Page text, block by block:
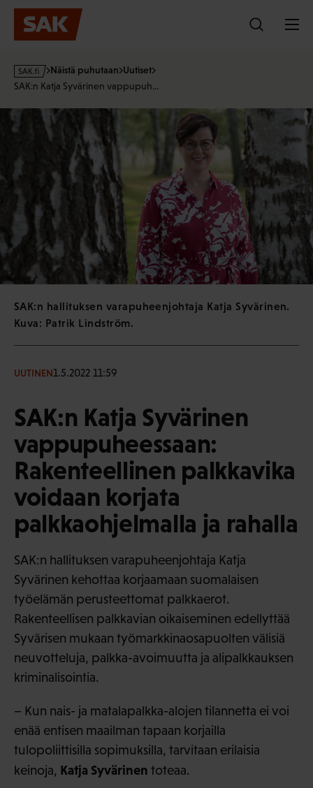
Hyppää
sisältöön
s
a
f
Näistä puhutaan Uutiset
SAK:n Katja Syvärinen vappupuh…
SAK:n hallituksen varapuheenjohtaja Katja Syvärinen.
Kuva: Patrik Lindström.
UUTINEN1.5.2022 11:59
SAK:n Katja Syvärinen
vappupuheessaan:
Rakenteellinen palkkavika
voidaan korjata
palkkaohjelmalla ja rahalla
SAK:n hallituksen varapuheenjohtaja Katja
Syvärinen kehottaa korjaamaan suomalaisen
työelämän perusteettomat palkkaerot.
Rakenteellisen palkkavian oikaiseminen edellyttää
Syvärisen mukaan työmarkkinaosapuolten välisiä
neuvotteluja, palkka-avoimuutta ja alipalkkauksen
kriminalisointia.
– Kun nais- ja matalapalkka-alojen tilannetta ei voi
enää entisen maailman tapaan korjailla
tulopoliittisilla sopimuksilla, tarvitaan erilaisia
keinoja, Katja Syvärinen toteaa.